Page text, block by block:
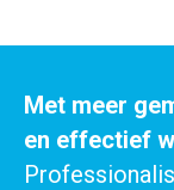
Met meer
en effectief